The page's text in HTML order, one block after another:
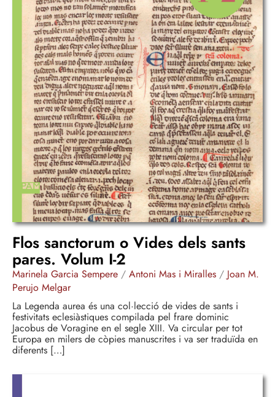
Flos sanctorum o Vides dels sants
pares. Volum I-2
Marinela Garcia Sempere / Antoni Mas i Miralles / Joan M.
Perujo Melgar
La Legenda aurea és una col·lecció de vides de sants i
festivitats eclesiàstiques compilada pel frare dominic
Jacobus de Voragine en el segle XIII. Va circular per tot
Europa en milers de còpies manuscrites i va ser traduïda en
diferents […]